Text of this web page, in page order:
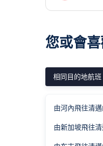
您或會
相同目的地航班
由河內飛往清
由新加坡飛往